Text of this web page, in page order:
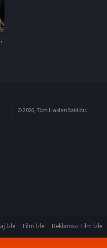
Dublaj izle
© 2026, Tüm Hakları Saklıdır.
İzle Film İzle Reklamsız Film İzle